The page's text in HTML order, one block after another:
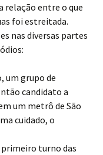
relação entre o que
foi estreitada.
nas diversas partes
um grupo de
candidato a
um metrô de São
cuidado, o
primeiro turno das